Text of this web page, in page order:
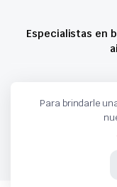
Especialistas en
Copyright 2024 ©
Para brindarle